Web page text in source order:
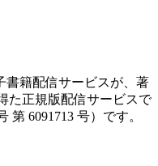
書籍配信サービスが、著
た正規版配信サービスで
6091713 号）です。